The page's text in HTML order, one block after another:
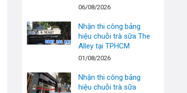
06/08/2026
Nhận thi công bảng
hiệu chuỗi trà sữa The
Alley tại TPHCM
01/08/2026
Nhận thi công bảng
hiệu chuỗi trà sữa